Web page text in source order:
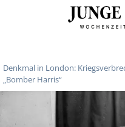
Denkmal in London:
„Bomber Harris“